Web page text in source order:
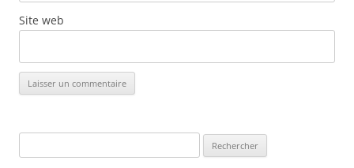
Site web